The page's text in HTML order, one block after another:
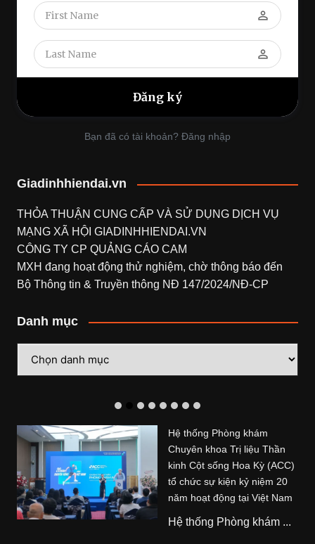
perm_identity
perm_identity
Bạn đã có tài khoản? Đăng nhập
Giadinhhiendai.vn
THỎA THUẬN CUNG CẤP VÀ SỬ DỤNG DỊCH VỤ
MẠNG XÃ HỘI GIADINHHIENDAI.VN
CÔNG TY CP QUẢNG CÁO CAM
MXH đang hoạt động thử nghiệm, chờ thông báo đến
Bộ Thông tin & Truyền thông NĐ 147/2024/NĐ-CP
Danh mục
mục
Hệ thống Phòng khám
Chuyên khoa Trị liệu Thần
kinh Cột sống Hoa Kỳ (ACC)
tổ chức sự kiện kỷ niệm 20
năm hoạt động tại Việt Nam
Hệ thống Phòng khám ...